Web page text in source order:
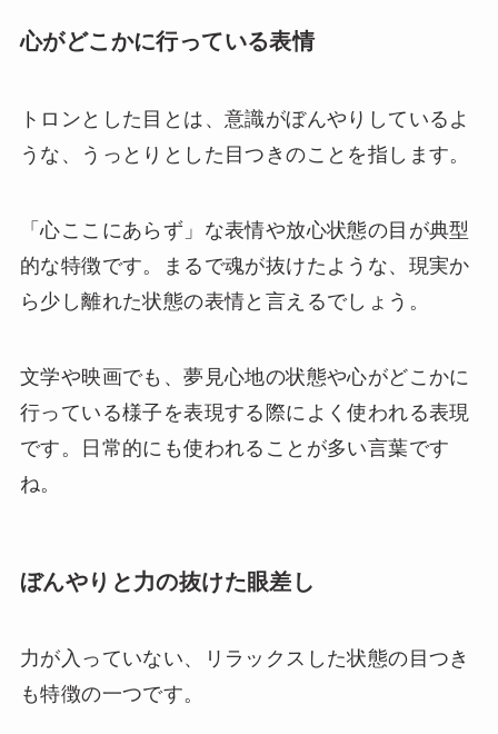
心がどこかに行っている表情
トロンとした目とは、意識がぼんやりしているよ
うな、うっとりとした目つきのことを指します。
「心ここにあらず」な表情や放心状態の目が典型
的な特徴です。まるで魂が抜けたような、現実か
ら少し離れた状態の表情と言えるでしょう。
文学や映画でも、夢見心地の状態や心がどこかに
行っている様子を表現する際によく使われる表現
です。日常的にも使われることが多い言葉です
ね。
ぼんやりと力の抜けた眼差し
力が入っていない、リラックスした状態の目つき
も特徴の一つです。